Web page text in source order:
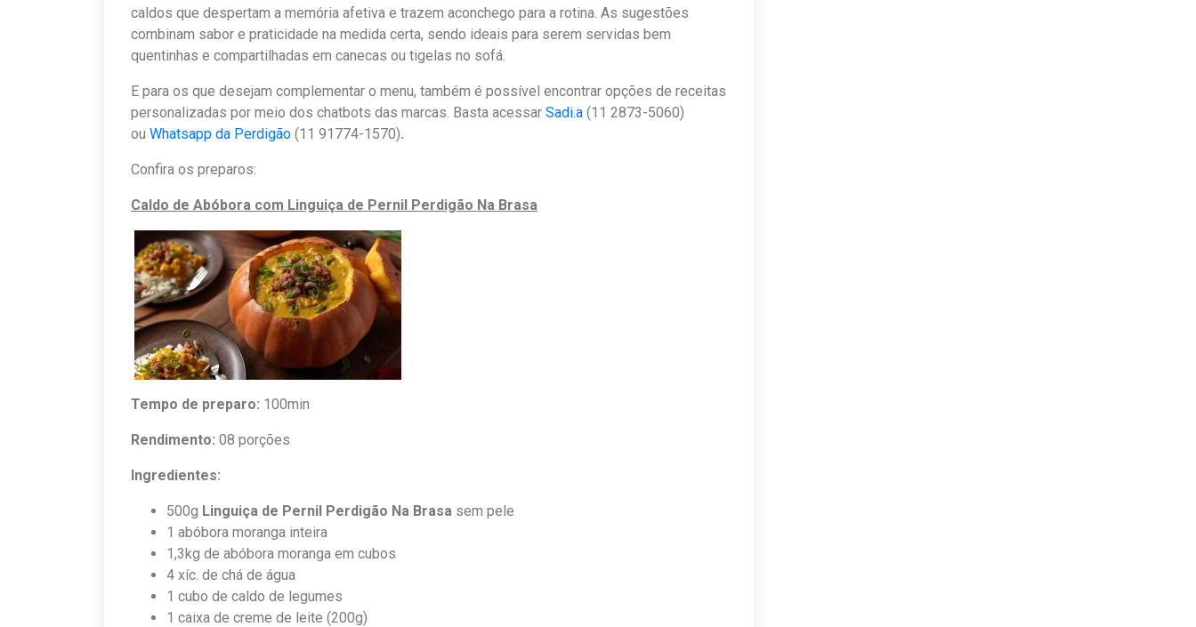
caldos que despertam a memória afetiva e trazem aconchego para a rotina. As sugestões
combinam sabor e praticidade na medida certa, sendo ideais para serem servidas bem
quentinhas e compartilhadas em canecas ou tigelas no sofá.
E para os que desejam complementar o menu, também é possível encontrar opções de receitas
personalizadas por meio dos chatbots das marcas. Basta acessar Sadi.a (11 2873-5060)
ou Whatsapp da Perdigão (11 91774-1570).
Confira os preparos:
Caldo de Abóbora com Linguiça de Pernil Perdigão Na Brasa
Tempo de preparo: 100min
Rendimento: 08 porções
Ingredientes:
500g Linguiça de Pernil Perdigão Na Brasa sem pele
1 abóbora moranga inteira
1,3kg de abóbora moranga em cubos
4 xíc. de chá de água
1 cubo de caldo de legumes
1 caixa de creme de leite (200g)